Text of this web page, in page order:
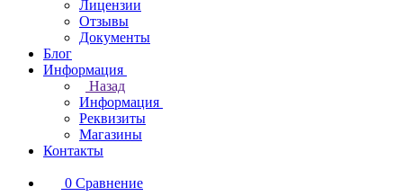
Лицензии
Отзывы
Документы
Блог
Информация
Назад
Информация
Реквизиты
Магазины
Контакты
0 Сравнение